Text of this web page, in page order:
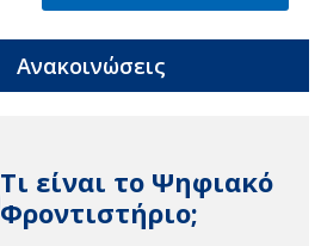
Ανακοινώσεις
Τι είναι το Ψηφιακό
Φροντιστήριο;